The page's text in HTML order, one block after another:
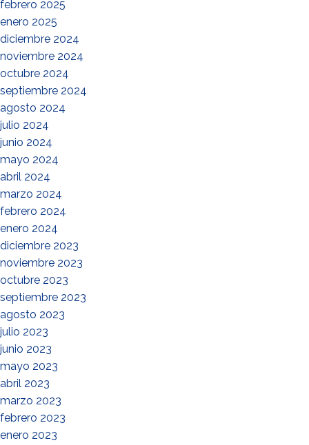
febrero 2025
enero 2025
diciembre 2024
noviembre 2024
octubre 2024
septiembre 2024
agosto 2024
julio 2024
junio 2024
mayo 2024
abril 2024
marzo 2024
febrero 2024
enero 2024
diciembre 2023
noviembre 2023
octubre 2023
septiembre 2023
agosto 2023
julio 2023
junio 2023
mayo 2023
abril 2023
marzo 2023
febrero 2023
enero 2023